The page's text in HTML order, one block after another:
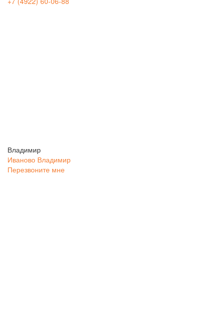
Владимир
Иваново Владимир
Перезвоните мне